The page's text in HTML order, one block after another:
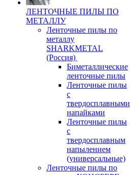
ЛЕНТОЧНЫЕ ПИЛЫ ПО
МЕТАЛЛУ
Ленточные пилы по
металлу
SHARKMETAL
(Россия)
Биметаллические
ленточные пилы
Ленточные пилы
с
твердосплавными
напайками
Ленточные пилы
с
твердосплавным
напылением
(универсальные)
Ленточные пилы по